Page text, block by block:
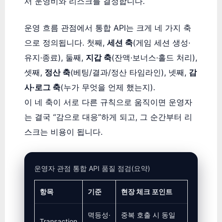
운영 흐름 관점에서 통합 API는 크게 네 가지 축
으로 정의됩니다. 첫째, 세션 축(게임 세션 생성·
유지·종료), 둘째, 지갑 축(잔액·보너스·홀드 처리),
셋째, 정산 축(베팅/결과/정산 타임라인), 넷째, 감
사·로그 축(누가 무엇을 언제 했는지).
이 네 축이 서로 다른 규칙으로 움직이면 운영자
는 결국 “감으로 대응”하게 되고, 그 순간부터 리
스크는 비용이 됩니다.
운영자 관점 통합 API 품질 점검(요약)
항목 기준 현장 체크 포인트
멱등성· 중복 호출 시 동일